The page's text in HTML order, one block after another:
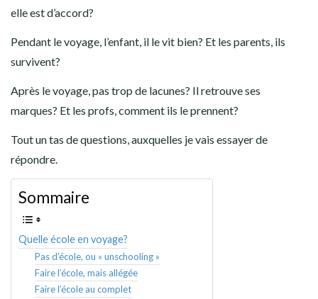
elle est d’accord?
Pendant le voyage, l’enfant, il le vit bien? Et les parents, ils
survivent?
Après le voyage, pas trop de lacunes? Il retrouve ses
marques? Et les profs, comment ils le prennent?
Tout un tas de questions, auxquelles je vais essayer de
répondre.
Sommaire
Quelle école en voyage?
Pas d’école, ou « unschooling »
Faire l’école, mais allégée
Faire l’école au complet